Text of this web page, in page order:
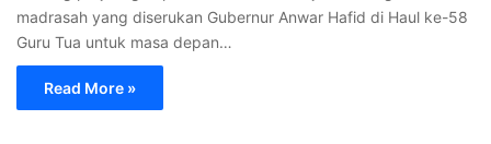
madrasah yang diserukan Gubernur Anwar Hafid di Haul ke-58
Guru Tua untuk masa depan…
Read More »